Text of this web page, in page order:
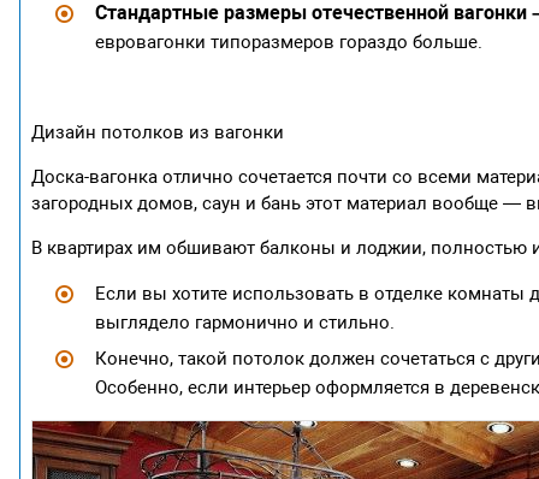
Стандартные размеры отечественной
евровагонки типоразмеров гораздо больше.
Дизайн потолков из вагонки
Доска-вагонка отлично сочетается почти со всеми
загородных домов, саун и бань этот материал вообще —
В квартирах им обшивают балконы и лоджии,
Если вы хотите использовать в отделке комнаты
выглядело гармонично и стильно.
Конечно, такой потолок должен сочетаться с
Особенно, если интерьер оформляется в